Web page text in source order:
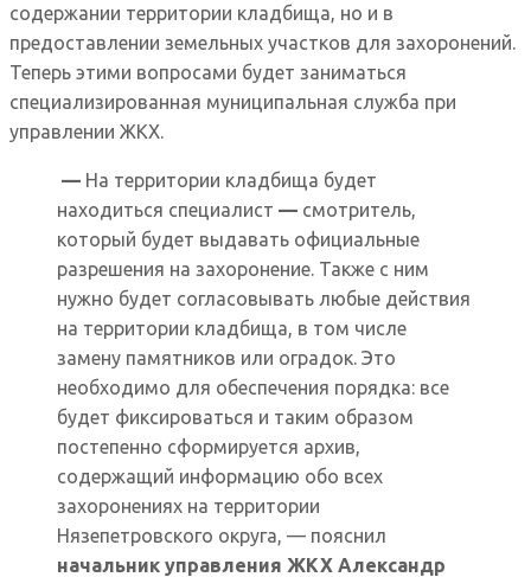
содержании территории кладбища, но и в
предоставлении земельных участков для захоронений.
Теперь этими вопросами будет заниматься
специализированная муниципальная служба при
управлении ЖКХ.
— На территории кладбища будет
находиться специалист — смотритель,
который будет выдавать официальные
разрешения на захоронение. Также с ним
нужно будет согласовывать любые действия
на территории кладбища, в том числе
замену памятников или оградок. Это
необходимо для обеспечения порядка: все
будет фиксироваться и таким образом
постепенно сформируется архив,
содержащий информацию обо всех
захоронениях на территории
Нязепетровского округа, — пояснил
начальник управления ЖКХ Александр